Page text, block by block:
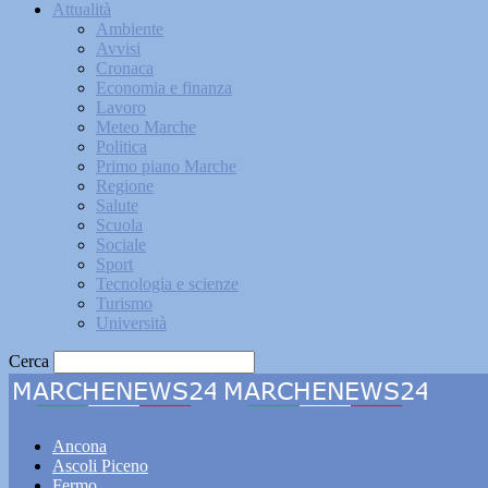
Attualità
Ambiente
Avvisi
Cronaca
Economia e finanza
Lavoro
Meteo Marche
Politica
Primo piano Marche
Regione
Salute
Scuola
Sociale
Sport
Tecnologia e scienze
Turismo
Università
Cerca
Ancona
Ascoli Piceno